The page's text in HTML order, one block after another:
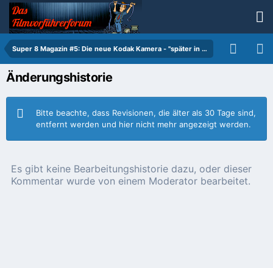
Super 8 Magazin #5: Die neue Kodak Kamera - "später in diesem Jahr"
Änderungshistorie
Bitte beachte, dass Revisionen, die älter als 30 Tage sind,
entfernt werden und hier nicht mehr angezeigt werden.
Es gibt keine Bearbeitungshistorie dazu, oder dieser
Kommentar wurde von einem Moderator bearbeitet.